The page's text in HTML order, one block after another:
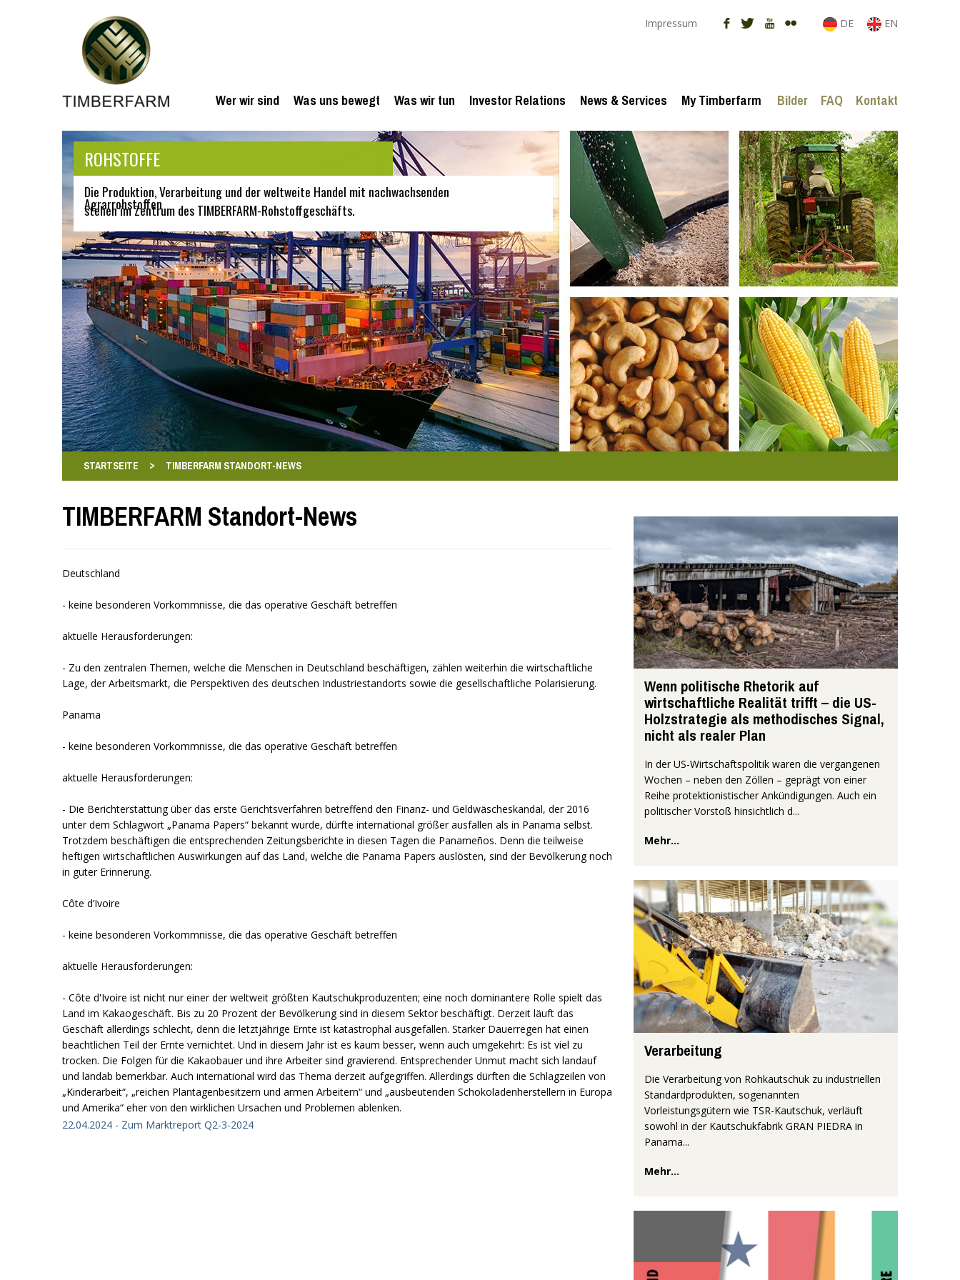
Impressum DE EN
Wer wir sind Was uns bewegt Was wir tun Investor Relations News & Services My Timberfarm Bilder FAQ Kontakt
ROHSTOFFE
Die Produktion, Verarbeitung und der weltweite Handel mit nachwachsenden
Agrarrohstoffen
stehen im Zentrum des TIMBERFARM-Rohstoffgeschäfts.
STARTSEITE > TIMBERFARM STANDORT-NEWS
TIMBERFARM Standort-News
Deutschland
- keine besonderen Vorkommnisse, die das operative Geschäft betreffen
aktuelle Herausforderungen:
- Zu den zentralen Themen, welche die Menschen in Deutschland beschäftigen, zählen weiterhin die wirtschaftliche
Lage, der Arbeitsmarkt, die Perspektiven des deutschen Industriestandorts sowie die gesellschaftliche Polarisierung.
Panama
- keine besonderen Vorkommnisse, die das operative Geschäft betreffen
aktuelle Herausforderungen:
- Die Berichterstattung über das erste Gerichtsverfahren betreffend den Finanz- und Geldwäscheskandal, der 2016
unter dem Schlagwort „Panama Papers“ bekannt wurde, dürfte international größer ausfallen als in Panama selbst.
Trotzdem beschäftigen die entsprechenden Zeitungsberichte in diesen Tagen die Panameños. Denn die teilweise
heftigen wirtschaftlichen Auswirkungen auf das Land, welche die Panama Papers auslösten, sind der Bevölkerung noch
in guter Erinnerung.
Côte d’Ivoire
- keine besonderen Vorkommnisse, die das operative Geschäft betreffen
aktuelle Herausforderungen:
- Côte d'Ivoire ist nicht nur einer der weltweit größten Kautschukproduzenten; eine noch dominantere Rolle spielt das
Land im Kakaogeschäft. Bis zu 20 Prozent der Bevölkerung sind in diesem Sektor beschäftigt. Derzeit läuft das
Geschäft allerdings schlecht, denn die letztjährige Ernte ist katastrophal ausgefallen. Starker Dauerregen hat einen
beachtlichen Teil der Ernte vernichtet. Und in diesem Jahr ist es kaum besser, wenn auch umgekehrt: Es ist viel zu
trocken. Die Folgen für die Kakaobauer und ihre Arbeiter sind gravierend. Entsprechender Unmut macht sich landauf
und landab bemerkbar. Auch international wird das Thema derzeit aufgegriffen. Allerdings dürften die Schlagzeilen von
„Kinderarbeit“, „reichen Plantagenbesitzern und armen Arbeitern“ und „ausbeutenden Schokoladenherstellern in Europa
und Amerika“ eher von den wirklichen Ursachen und Problemen ablenken.
22.04.2024 - Zum Marktreport Q2-3-2024
Wenn politische Rhetorik auf
wirtschaftliche Realität trifft – die US-
Holzstrategie als methodisches Signal,
nicht als realer Plan
In der US-Wirtschaftspolitik waren die vergangenen
Wochen – neben den Zöllen – geprägt von einer
Reihe protektionistischer Ankündigungen. Auch ein
politischer Vorstoß hinsichtlich d...
Mehr...
Verarbeitung
Die Verarbeitung von Rohkautschuk zu industriellen
Standardprodukten, sogenannten
Vorleistungsgütern wie TSR-Kautschuk, verläuft
sowohl in der Kautschukfabrik GRAN PIEDRA in
Panama...
Mehr...